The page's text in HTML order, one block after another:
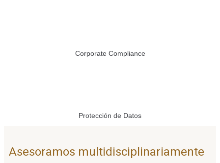
Corporate Compliance
Protección de Datos
Asesoramos multidisciplinariamente